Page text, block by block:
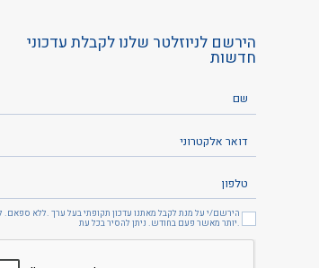
הירשם לניוזלטר שלנו לקבלת עדכוני
חדשות
הירשם/י על מנת לקבל מאתנו עדכון תקופתי בעל ערך .ללא ספאם.
יותר מאשר פעם בחודש. ניתן להסיר בכל עת.